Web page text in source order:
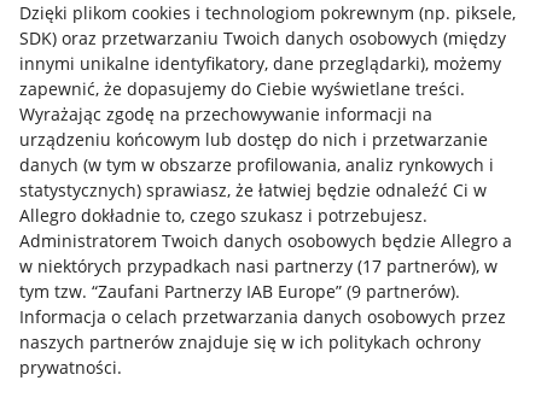
Dzięki plikom cookies i technologiom pokrewnym (np. piksele,
SDK) oraz przetwarzaniu Twoich danych osobowych (między
innymi unikalne identyfikatory, dane przeglądarki), możemy
zapewnić, że dopasujemy do Ciebie wyświetlane treści.
Wyrażając zgodę na przechowywanie informacji na
urządzeniu końcowym lub dostęp do nich i przetwarzanie
danych (w tym w obszarze profilowania, analiz rynkowych i
statystycznych) sprawiasz, że łatwiej będzie odnaleźć Ci w
Allegro dokładnie to, czego szukasz i potrzebujesz.
Administratorem Twoich danych osobowych będzie Allegro a
w niektórych przypadkach nasi partnerzy (17 partnerów), w
tym tzw. “Zaufani Partnerzy IAB Europe” (9 partnerów).
Informacja o celach przetwarzania danych osobowych przez
naszych partnerów znajduje się w ich politykach ochrony
prywatności.
Przydatne informacje
Jak to działa